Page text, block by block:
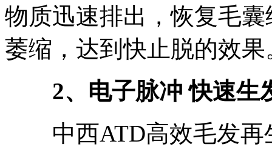
物质迅速排出，恢复毛
萎缩，达到快止脱的效果
2、电子脉冲 快速生
中西ATD高效毛发再